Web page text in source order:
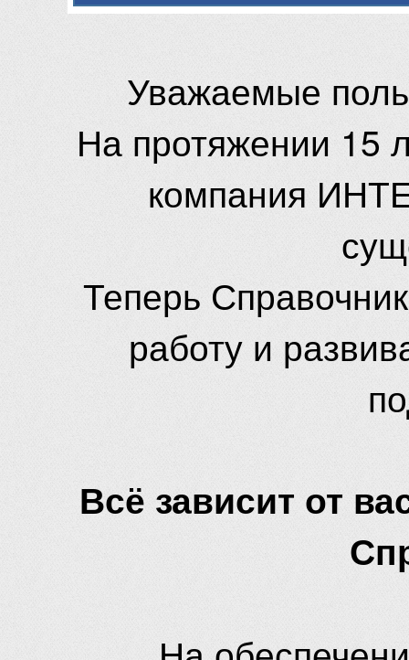
Уважаемые
На протяжении 15
компания
Теперь
работу и
Всё зависит от